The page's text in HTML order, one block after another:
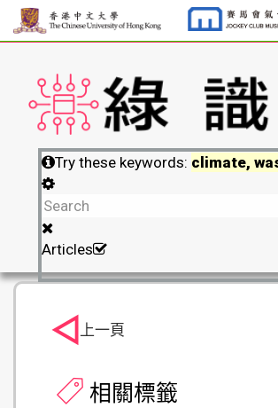
Try these keywords: climate,
Articles
相關標籤
上一頁